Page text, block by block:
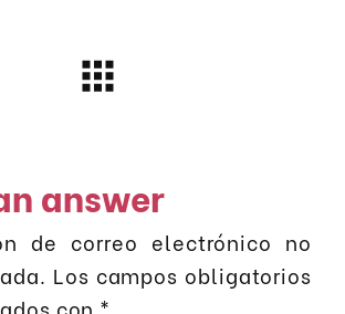
answer
de correo electrónico no
Los campos obligatorios
con *